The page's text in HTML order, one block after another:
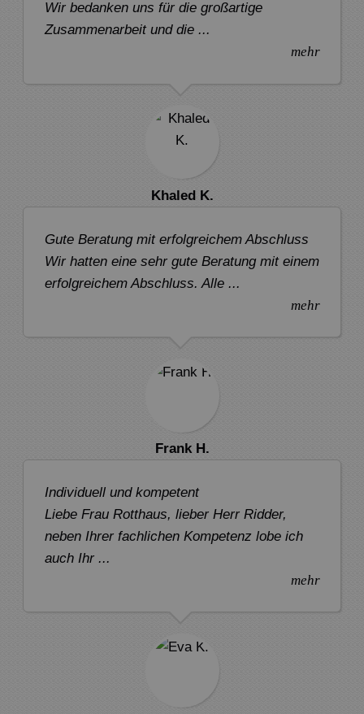
Wir bedanken uns für die großartige
Zusammenarbeit und die ...
mehr
Khaled K.
Gute Beratung mit erfolgreichem Abschluss
Wir hatten eine sehr gute Beratung mit einem
erfolgreichem Abschluss. Alle ...
mehr
Frank H.
Individuell und kompetent
Liebe Frau Rotthaus, lieber Herr Ridder,
neben Ihrer fachlichen Kompetenz lobe ich
auch Ihr ...
mehr